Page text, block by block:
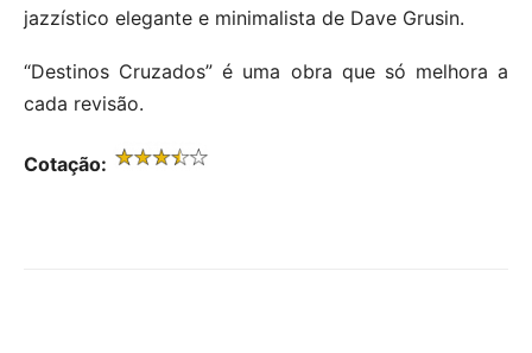
jazzístico elegante e minimalista de Dave Grusin.
“Destinos Cruzados” é uma obra que só melhora a
cada revisão.
Cotação: